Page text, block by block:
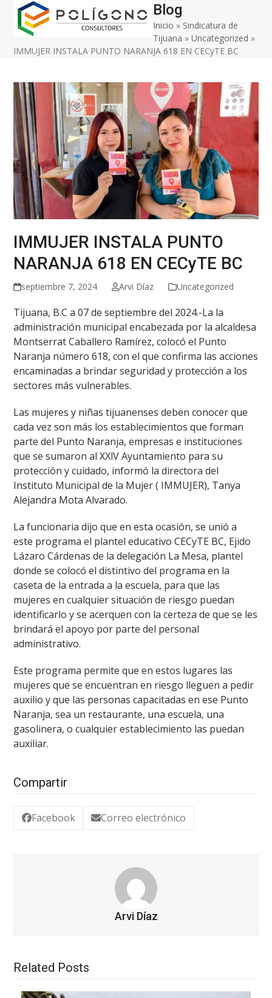
Skip
content
Open
mobile
menu
Close
mobile
menu
Blog
Inicio » Sindicatura de
Tijuana »Uncategorized »
IMMUJER INSTALA PUNTO NARANJA 618 EN CECyTE BC
IMMUJER INSTALA PUNTO
NARANJA 618 EN CECyTE BC
septiembre 7, 2024 Arvi Díaz Uncategorized
Tijuana, B.C a 07 de septiembre del 2024.-La la
administración municipal encabezada por la alcaldesa
Montserrat Caballero Ramírez, colocó el Punto
Naranja número 618, con el que confirma las acciones
encaminadas a brindar seguridad y protección a los
sectores más vulnerables.
Las mujeres y niñas tijuanenses deben conocer que
cada vez son más los establecimientos que forman
parte del Punto Naranja, empresas e instituciones
que se sumaron al XXlV Ayuntamiento para su
protección y cuidado, informó la directora del
Instituto Municipal de la Mujer ( IMMUJER), Tanya
Alejandra Mota Alvarado.
La funcionaria dijo que en esta ocasión, se unió a
este programa el plantel educativo CECyTE BC, Ejido
Lázaro Cárdenas de la delegación La Mesa, plantel
donde se colocó el distintivo del programa en la
caseta de la entrada a la escuela, para que las
mujeres en cualquier situación de riesgo puedan
identificarlo y se acerquen con la certeza de que se les
brindará el apoyo por parte del personal
administrativo.
Este programa permite que en estos lugares las
mujeres que se encuentran en riesgo lleguen a pedir
auxilio y que las personas capacitadas en ese Punto
Naranja, sea un restaurante, una escuela, una
gasolinera, o cualquier establecimiento las puedan
auxiliar.
Compartir
Facebook Correo electrónico
Arvi Díaz
Related Posts